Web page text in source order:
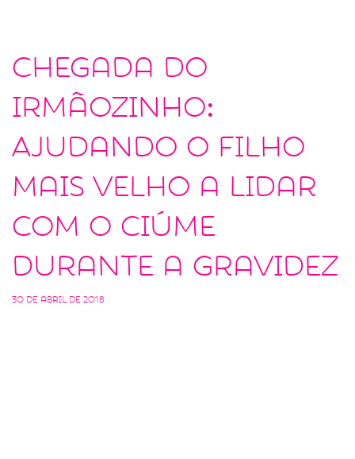
Chegada do
irmãozinho:
Ajudando o filho
mais velho a lidar
com o ciúme
durante a gravidez
30 de abril de 2018